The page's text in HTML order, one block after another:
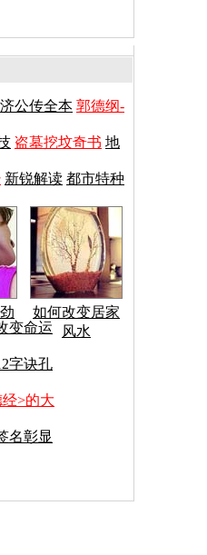
济公传全本 郭德纲-
盗墓挖坟奇书 地
新锐解读 都市特种
如何改变居家
风水
变命运
字诀孔
>的大
名彰显